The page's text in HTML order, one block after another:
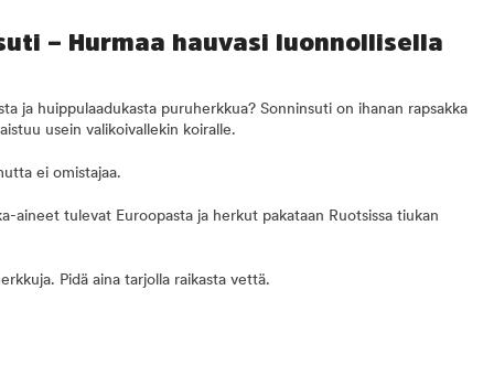
– Hurmaa hauvasi luonnollisella
ja huippulaadukasta puruherkkua? Sonninsuti on ihanan rapsakka
usein valikoivallekin koiralle.
ei omistajaa.
aineet tulevat Euroopasta ja herkut pakataan Ruotsissa tiukan
Pidä aina tarjolla raikasta vettä.